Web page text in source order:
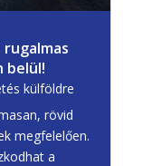
belül!
külföldre
rövid
megfelelően.
a